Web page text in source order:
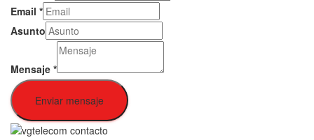
Email *
Asunto
Mensaje *
Enviar mensaje